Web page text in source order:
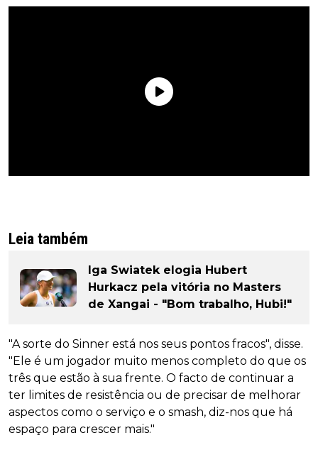
Leia também
Iga Swiatek elogia Hubert
Hurkacz pela vitória no Masters
de Xangai - "Bom trabalho, Hubi!"
"A sorte do Sinner está nos seus pontos fracos", disse.
"Ele é um jogador muito menos completo do que os
três que estão à sua frente. O facto de continuar a
ter limites de resistência ou de precisar de melhorar
aspectos como o serviço e o smash, diz-nos que há
espaço para crescer mais."